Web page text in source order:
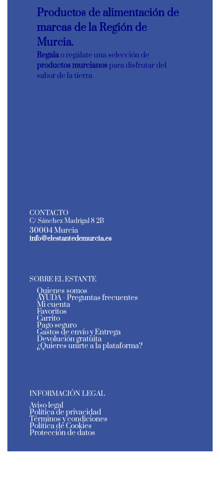
Productos de alimentación de
marcas de la Región de
Murcia.
Regalao regálate una selección de
productos murcianospara disfrutar del
sabor de la tierra
CONTACTO
C/ Sánchez Madrigal 8 2B
30004 Murcia
info@elestantedemurcia.es
SOBRE EL ESTANTE
Quienes somos
AYUDA - Preguntas frecuentes
Mi cuenta
Favoritos
Carrito
Pago seguro
Gastos de envío y Entrega
Devolución gratuita
¿Quieres unirte a la plataforma?
INFORMACIÓN LEGAL
Aviso legal
Política de privacidad
Términos y condiciones
Política de Cookies
Protección de datos